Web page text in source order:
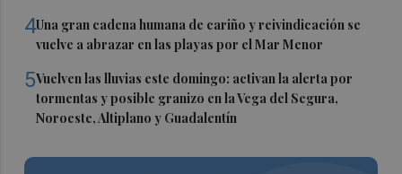
4Una gran cadena humana de cariño y reivindicación se
vuelve a abrazar en las playas por el Mar Menor
5Vuelven las lluvias este domingo: activan la alerta por
tormentas y posible granizo en la Vega del Segura,
Noroeste, Altiplano y Guadalentín